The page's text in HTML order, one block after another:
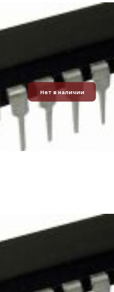
Нет в наличии